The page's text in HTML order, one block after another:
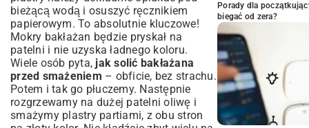
bieżącą wodą i osuszyć ręcznikiem
papierowym. To absolutnie kluczowe!
Mokry bakłażan będzie pryskał na
patelni i nie uzyska ładnego koloru.
Wiele osób pyta, jak solić bakłażana
przed smażeniem – obficie, bez strachu.
Potem i tak go płuczemy. Następnie
rozgrzewamy na dużej patelni oliwę i
smażymy plastry partiami, z obu stron
Porady dla
biegać od zera?